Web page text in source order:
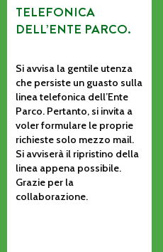
TELEFONICA
DELL’ENTE PARCO.
Si avvisa la gentile utenza
che persiste un guasto sulla
linea telefonica dell’Ente
Parco. Pertanto, si invita a
voler formulare le proprie
richieste solo mezzo mail.
Si avviserà il ripristino della
linea appena possibile.
Grazie per la
collaborazione.